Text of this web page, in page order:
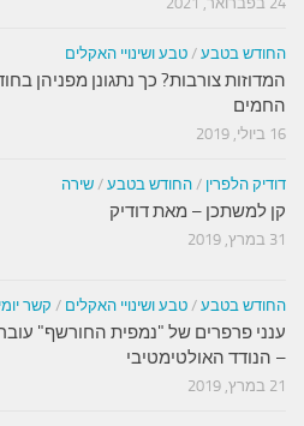
החודש בטבע / טבע ושינויי האקלים
המדוזות צורבות? כך נתגונן מפניהן
החמים
16 ביולי, 2019
דודיק הלפרין / החודש בטבע / שירה
קן למשתכן – מאת דודיק
31 במרץ, 2019
החודש בטבע / טבע ושינויי האקלים / קשר יומי
ענני פרפרים של "נמפית החורשף"
– הנודד האולטימטיבי
21 במרץ, 2019